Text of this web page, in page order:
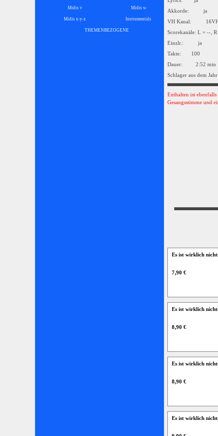
Midis v Midis w
Midis x-y-z Instrumentals
THEMENBEZOGENE ▼
Akkorde: ja
VH Kanal:
Scorekanäle: L = --, R
Einzlr.: ja
Takte: 100
Dauer: 2:52 min
Schlager aus dem
Enthalten ist
Gesangsstimme und
Es ist wirklich
7,90 €
Es ist wirklich
8,90 €
Es ist wirklich
8,90 €
Es ist wirklich